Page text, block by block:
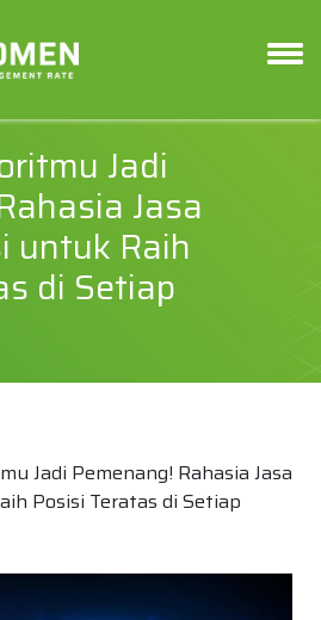
Jadi
Jasa
untuk Raih
di Setiap
Jadi Pemenang! Rahasia Jasa
Posisi Teratas di Setiap